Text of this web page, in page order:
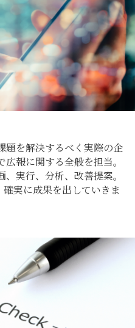
題を解決するべく実際の企
報に関する全般を担当。
実行、分析、改善提案。
実に成果を出していきま